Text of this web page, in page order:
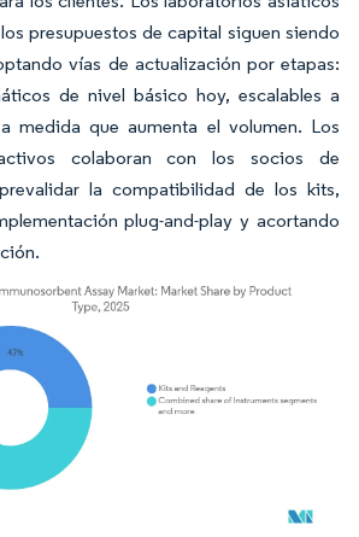
presupuestos de capital siguen siendo
vías de actualización por etapas:
de nivel básico hoy, escalables a
medida que aumenta el volumen. Los
colaboran con los socios de
la compatibilidad de los kits,
plug-and-play y acortando